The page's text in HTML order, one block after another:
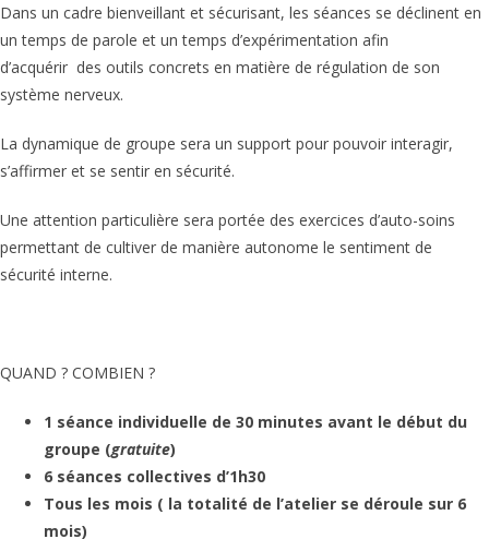
Dans un cadre bienveillant et sécurisant, les séances se déclinent en
un temps de parole et un temps d’expérimentation afin
d’acquérir des outils concrets en matière de régulation de son
système nerveux.
La dynamique de groupe sera un support pour pouvoir interagir,
s’affirmer et se sentir en sécurité.
Une attention particulière sera portée des exercices d’auto-soins
permettant de cultiver de manière autonome le sentiment de
sécurité interne.
QUAND ? COMBIEN ?
1 séance individuelle de 30 minutes avant le début du
groupe (gratuite)
6 séances collectives d’1h30
Tous les mois ( la totalité de l’atelier se déroule sur 6
mois)